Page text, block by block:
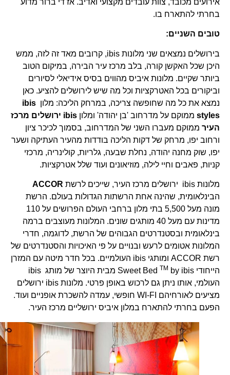
אירועים מכובד, צוות עובדים מקצועי ואדיב. אז די ברור מדוע
בחרתי להתארח בו.
טובים השניים:
בירושלים נמצאים שני מלונות ibis, קרובים מאד זה לזה, ממש
היכן שכל האקשן קורה, בלב מרכז עיר הבירה, במיקום הטוב
ביותר שקיים. מלונות איביס מהווים בסיס אידיאלי לסיורים
וביקורים בכל האטרקציות וכל מה שיש לירושלים להציע. כאן
נמצא את כל מה שחופשה צריכה, במרחק הליכה: מלוןibis
styles ממוקם על מדרחוב 'בן יהודה' ומלוןibisירושלים מרכז
העירממוקם מעברו השני של המדרחוב, בסמוך לכיכר ציון
ורחוב יפו, מרחק של דקות הליכה בודדות מהעיר העתיקה ושער
יפו, שוק מחנה יהודה, נחלת שבעה, גלריות, קולינריה, מרכזי
קניות, פאבים וחיי לילה, מוזיאונים ועוד שלל אטרקציות.
מלונות ibis ירושלים מרכז העיר, שייכים לרשת
ACCOR
הבינלאומית, שהינה אחת הרשתות הגדולות בעולם. הרשת
מונה מעל 5,500 בתי מלון ברחבי העולם הפרושים על 110
מדינות עם מעל 40 מותגים שונים. המלונות מעוצבים ברמה
בינלאומית ובסטנדרטים הגבוהים של הרשת, לדוגמה, חדרי
המלונות אטומים לרעש ובנויים על פי האיכויות והסטנדרטים של
רשת ACCOR ומותגי ibis העולמיים. בכל חדר מיטה עם המזרן
הייחודי Sweet Bed
TM
by ibis מבית היוצר של מותג ibis
העולמי, אותו ניתן גם לרכוש באופן פרטי. מלונות ibis ירושלים
מציעים לאורחיהם WI-FI חופשי, עמדה להשכרת אופניים ועוד.
הפעם בחרתי להתארח במלון איביס ירושליים מרכז העיר.